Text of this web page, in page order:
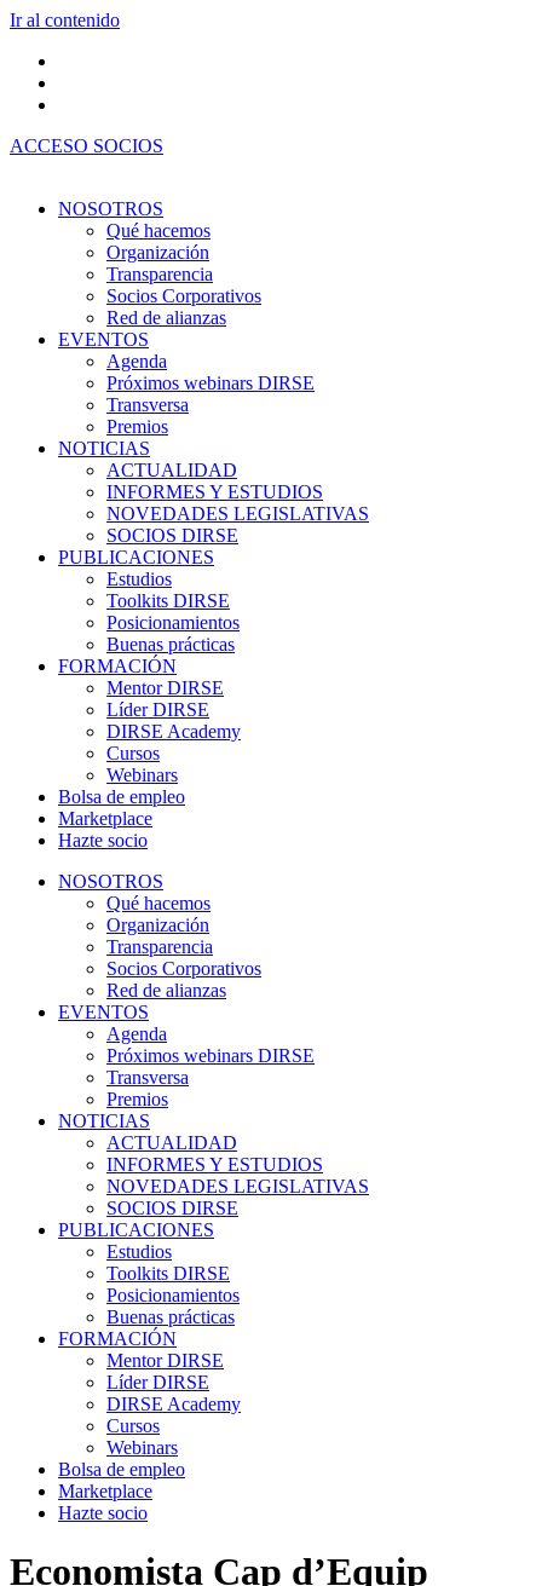
Ir al contenido
ACCESO SOCIOS
NOSOTROS
Qué hacemos
Organización
Transparencia
Socios Corporativos
Red de alianzas
EVENTOS
Agenda
Próximos webinars DIRSE
Transversa
Premios
NOTICIAS
ACTUALIDAD
INFORMES Y ESTUDIOS
NOVEDADES LEGISLATIVAS
SOCIOS DIRSE
PUBLICACIONES
Estudios
Toolkits DIRSE
Posicionamientos
Buenas prácticas
FORMACIÓN
Mentor DIRSE
Líder DIRSE
DIRSE Academy
Cursos
Webinars
Bolsa de empleo
Marketplace
Hazte socio
NOSOTROS
Qué hacemos
Organización
Transparencia
Socios Corporativos
Red de alianzas
EVENTOS
Agenda
Próximos webinars DIRSE
Transversa
Premios
NOTICIAS
ACTUALIDAD
INFORMES Y ESTUDIOS
NOVEDADES LEGISLATIVAS
SOCIOS DIRSE
PUBLICACIONES
Estudios
Toolkits DIRSE
Posicionamientos
Buenas prácticas
FORMACIÓN
Mentor DIRSE
Líder DIRSE
DIRSE Academy
Cursos
Webinars
Bolsa de empleo
Marketplace
Hazte socio
Economista Cap d’Equip